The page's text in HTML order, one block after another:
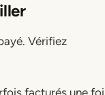
Vérifiez